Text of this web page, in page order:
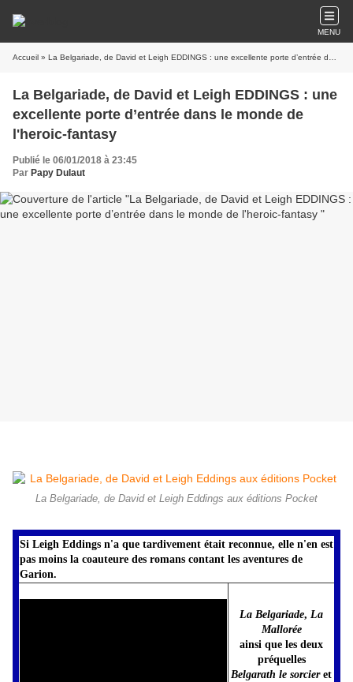
MENU
Accueil » La Belgariade, de David et Leigh EDDINGS : une excellente porte d’entrée dans le monde de l'heroic-fantasy
La Belgariade, de David et Leigh EDDINGS : une
excellente porte d’entrée dans le monde de
l'heroic-fantasy
Publié le 06/01/2018 à 23:45
Par Papy Dulaut
La Belgariade, de David et Leigh Eddings aux éditions Pocket
Si Leigh Eddings n'a que tardivement était reconnue, elle n'en est
pas moins la coauteure des romans contant les aventures de
Garion.
La Belgariade, La
Mallorée
ainsi que les deux
préquelles
Belgarath le sorcieret